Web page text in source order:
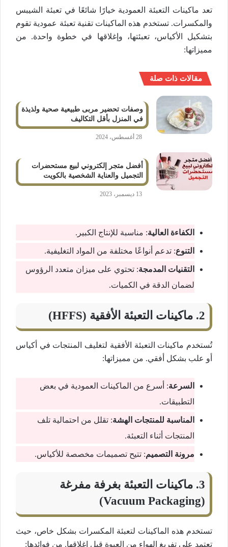
تعد ماكينات التعبئة العمودية خيارًا شائعًا في تعبئة الشيبس
والمكسرات. تستخدم هذه الماكينات تقنية تعبئة عمودية تقوم
بتشكيل الأكياس، تعبئتها، وإغلاقها في خطوة واحدة. من
مميزاتها:
مقالات ذات صلة
وصفات تحضير مربى طبيعية صحية ولذيذة
في المنزل بأقل التكاليف
28 أغسطس، 2024
أفضل متجر إلكتروني لبيع مستحضرات
التجميل والعناية الشخصية بالكويت
13 ديسمبر، 2023
الكفاءة العالية: مناسبة للإنتاج الكبير.
التنوع: تدعم أنواعًا مختلفة من المواد التغليفية.
التقنيات المدمجة: تحتوي على ميزان متعدد الرؤوس
لضمان الدقة في الكميات.
2. ماكينات التعبئة الأفقية (HFFS)
تُستخدم ماكينات التعبئة الأفقية لتغليف المنتجات في أكياس
أو علب بشكل أفقي. من مميزاتها:
السرعة: أسرع من الماكينات العمودية في بعض
التطبيقات.
المناسبة للمنتجات الهشة: تقلل من احتمالية تلف
المنتجات أثناء التعبئة.
مرونة التصميم: تتيح تصميمات مخصصة للأكياس.
3. ماكينات التعبئة بغرفة مفرغة
(Vacuum Packaging)
تستخدم هذه الماكينات لتعبئة المكسرات بشكل خاص، حيث
تعتمد على تفريغ الهواء من العبوة قبل إغلاقها. من فوائدها: